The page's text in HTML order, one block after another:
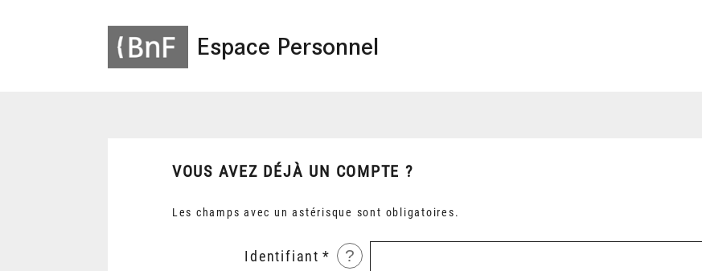
Espace Personnel
VOUS AVEZ DÉJÀ UN COMPTE ?
Les champs avec un astérisque sont obligatoires.
Identifiant ?